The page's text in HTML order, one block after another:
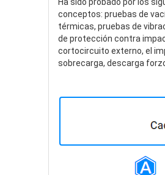
conceptos: pruebas de
térmicas, pruebas de
de protección contra
cortocircuito externo, el
sobrecarga, descarga